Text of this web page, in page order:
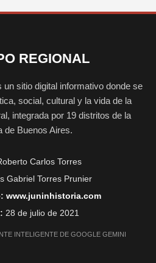
REGIONAL
sitio digital informativo donde se
social, cultural y la vida de la
integrada por 19 distritos de la
de Buenos Aires.
Carlos Torres
Gabriel Torres Prunier
www.juninhistoria.com
28 de julio de 2021
INTELIGENTE DE GOOGLE GEMINI